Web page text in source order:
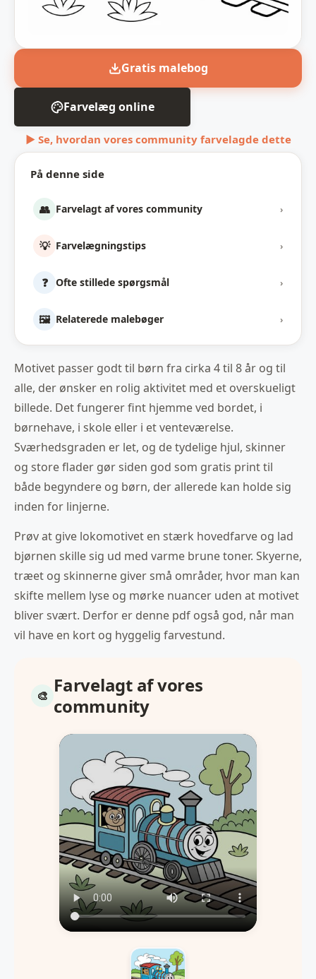
På denne side
👥 Farvelagt af vores community ›
💡 Farvelægningstips ›
❓ Ofte stillede spørgsmål ›
🖼️ Relaterede malebøger ›
Gratis malebog
Farvelæg online
▶ Se, hvordan vores community farvelagde dette
Motivet passer godt til børn fra cirka 4 til 8 år og til
alle, der ønsker en rolig aktivitet med et overskueligt
billede. Det fungerer fint hjemme ved bordet, i
børnehave, i skole eller i et venteværelse.
Sværhedsgraden er let, og de tydelige hjul, skinner
og store flader gør siden god som gratis print til
både begyndere og børn, der allerede kan holde sig
inden for linjerne.
Prøv at give lokomotivet en stærk hovedfarve og lad
bjørnen skille sig ud med varme brune toner. Skyerne,
træet og skinnerne giver små områder, hvor man kan
skifte mellem lyse og mørke nuancer uden at motivet
bliver svært. Derfor er denne pdf også god, når man
vil have en kort og hyggelig farvestund.
Farvelagt af vores
community